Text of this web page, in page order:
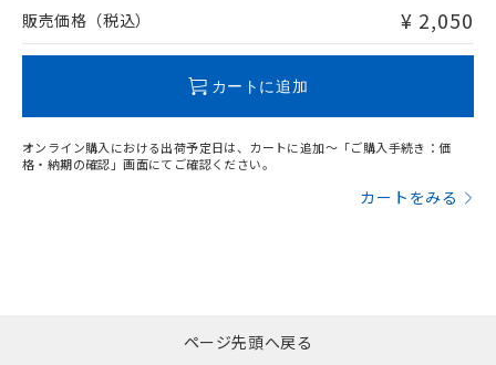
問い合わせください。
販売価格（税込） ¥ 2,050
カートに追加
オンライン購入における出荷予定日は、カートに追加～「ご購入手続き：価
格・納期の確認」画面にてご確認ください。
カートをみる
ページ先頭へ戻る